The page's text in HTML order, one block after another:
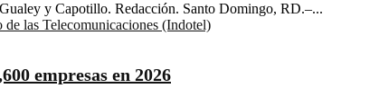
y Capotillo. Redacción. Santo Domingo, RD.–...
las Telecomunicaciones (Indotel)
empresas en 2026